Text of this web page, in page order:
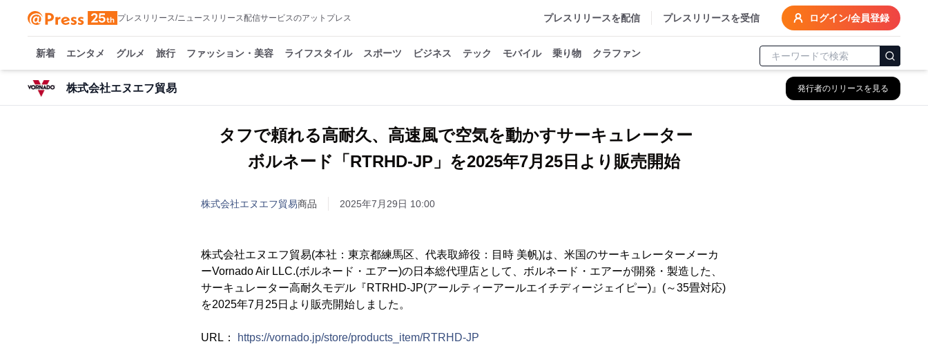
プレスリリース/ニュースリリース配信サービスのアットプレス プレスリリースを配信 プレスリリースを受信 ログイン/会員登録
新着 エンタメ グルメ 旅行 ファッション・美容 ライフスタイル スポーツ ビジネス テック モバイル 乗り物 クラファン
株式会社エヌエフ貿易 発行者のリリースを見る
タフで頼れる高耐久、高速風で空気を動かすサーキュレーター
ボルネード「RTRHD-JP」を2025年7月25日より販売開始
株式会社エヌエフ貿易商品 2025年7月29日 10:00
株式会社エヌエフ貿易(本社：東京都練馬区、代表取締役：目時 美帆)は、米国のサーキュレーターメーカ
ーVornado Air LLC.(ボルネード・エアー)の日本総代理店として、ボルネード・エアーが開発・製造した、
サーキュレーター高耐久モデル『RTRHD-JP(アールティーアールエイチディージェイピー)』(～35畳対応)
を2025年7月25日より販売開始しました。
URL： https://vornado.jp/store/products_item/RTRHD-JP